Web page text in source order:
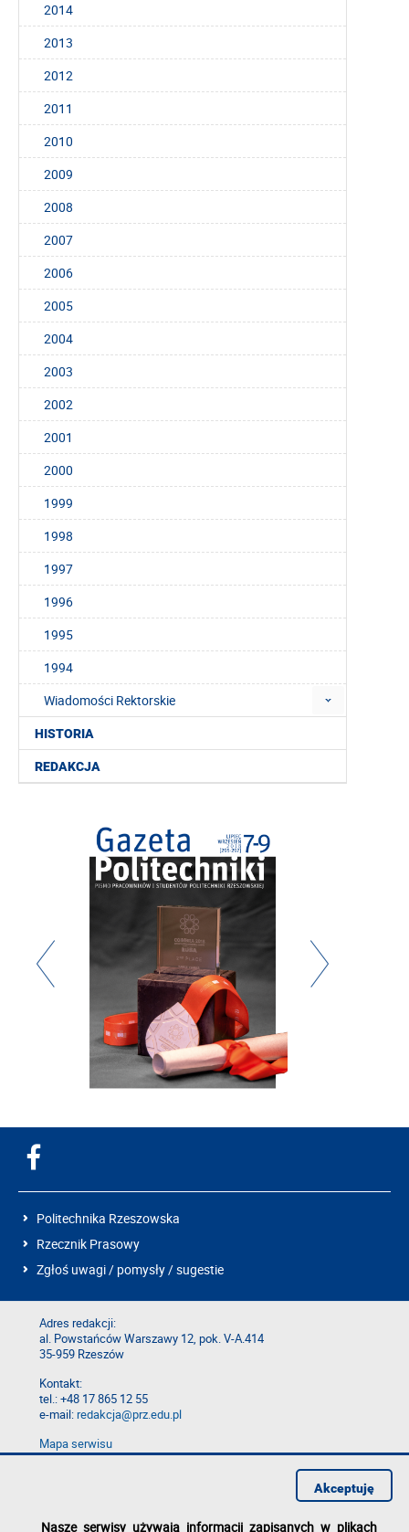
2014
2013
2012
2011
2010
2009
2008
2007
2006
2005
2004
2003
2002
2001
2000
1999
1998
1997
1996
1995
1994
Wiadomości Rektorskie
HISTORIA
REDAKCJA
Politechnika Rzeszowska
Rzecznik Prasowy
Zgłoś uwagi / pomysły / sugestie
Adres redakcji:
al. Powstańców Warszawy 12, pok. V-A.414
35-959 Rzeszów
Kontakt:
tel.: +48 17 865 12 55
e-mail:redakcja@prz.edu.pl
Mapa serwisu
Deklaracja dostępności
Nasze serwisy używają informacji zapisanych w plikach
Akceptuję